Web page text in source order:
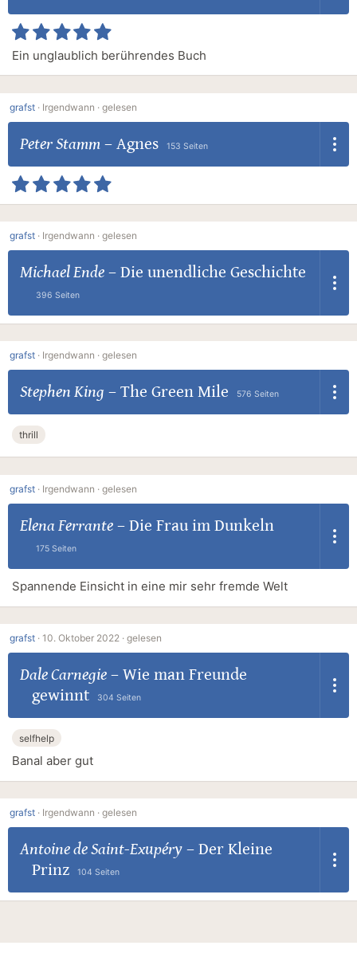
Ein unglaublich berührendes Buch
grafst · Irgendwann · gelesen
Peter Stamm– Agnes 153 Seiten
grafst · Irgendwann · gelesen
Michael Ende– Die unendliche Geschichte
396 Seiten
grafst · Irgendwann · gelesen
Stephen King – The Green Mile 576 Seiten
thrill
grafst · Irgendwann · gelesen
Elena Ferrante– Die Frau im Dunkeln
175 Seiten
Spannende Einsicht in eine mir sehr fremde Welt
grafst · 10. Oktober 2022 · gelesen
Dale Carnegie– Wie man Freunde
gewinnt
304 Seiten
selfhelp
Banal aber gut
grafst · Irgendwann · gelesen
Antoine de Saint-Exupéry– Der Kleine
Prinz
104 Seiten